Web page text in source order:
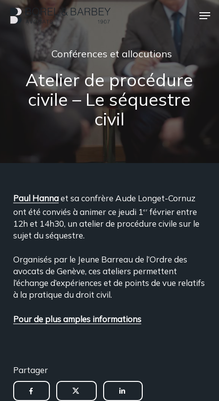
Passer
Conférences et allocutions
Atelier de procédure
civile – Le séquestre
civil
Paul Hannaet sa confrère Aude Longet-Cornuz
ont été conviés à animer ce jeudi 1erfévrier entre
12h et 14h30, un atelier de procédure civile sur le
sujet du séquestre.
Organisés par le Jeune Barreau de l’Ordre des
avocats de Genève, ces ateliers permettent
l’échange d’expériences et de points de vue relatifs
à la pratique du droit civil.
Pour de plus amples informations
Partager